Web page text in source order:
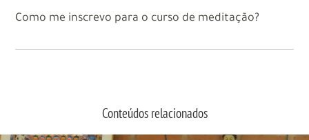
Como me inscrevo para o curso de meditação?
Conteúdos relacionados